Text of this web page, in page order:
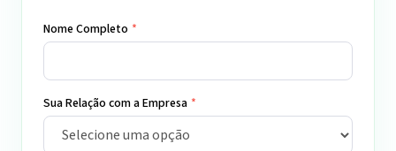
Nome Completo *
Sua Relação com a Empresa *